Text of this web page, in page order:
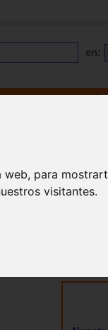
para
visitantes.
en: